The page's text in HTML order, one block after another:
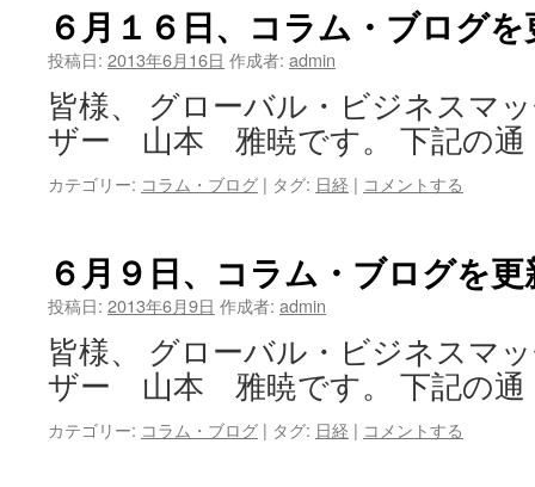
６月１６日、コラム・ブログ
投稿日: 2013年6月16日 作成者: admin
皆様、 グローバル・ビジネスマ
ザー 山本 雅暁です。 下記の
カテゴリー: コラム・ブログ | タグ: 日経 | コメントする
６月９日、コラム・ブログを
投稿日: 2013年6月9日 作成者: admin
皆様、 グローバル・ビジネスマ
ザー 山本 雅暁です。 下記の
カテゴリー: コラム・ブログ | タグ: 日経 | コメントする